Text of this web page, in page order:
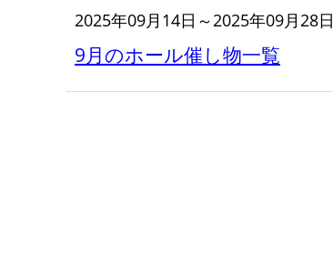
2025年09月14日～2025年09月28日
9月のホール催し物一覧